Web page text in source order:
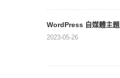
WordPress 自媒體主題
2023-05-26